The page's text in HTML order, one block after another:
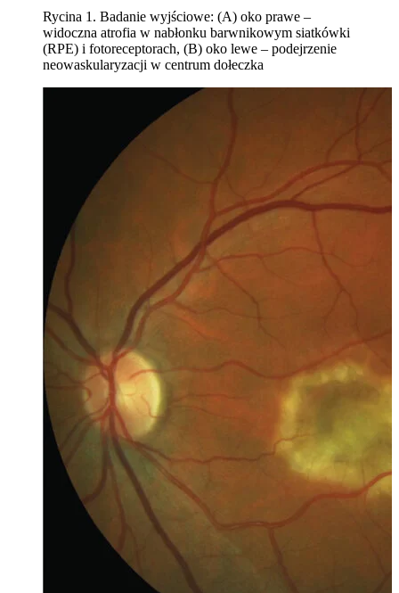
Rycina 1. Badanie wyjściowe: (A) oko prawe –
widoczna atrofia w nabłonku barwnikowym siatkówki
(RPE) i fotoreceptorach, (B) oko lewe – podejrzenie
neowaskularyzacji w centrum dołeczka